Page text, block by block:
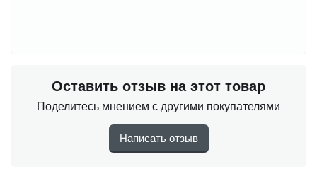
Оставить отзыв на этот товар
Поделитесь мнением с другими покупателями
Написать отзыв